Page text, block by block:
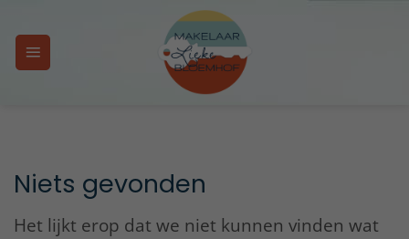
naar
inhoud
Niets gevonden
Het lijkt erop dat we niet kunnen vinden wat